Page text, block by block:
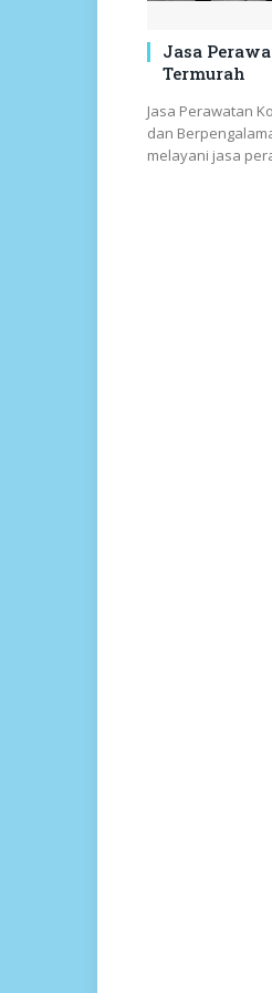
Jasa
Termurah
Jasa Perawatan
dan
melayani jasa